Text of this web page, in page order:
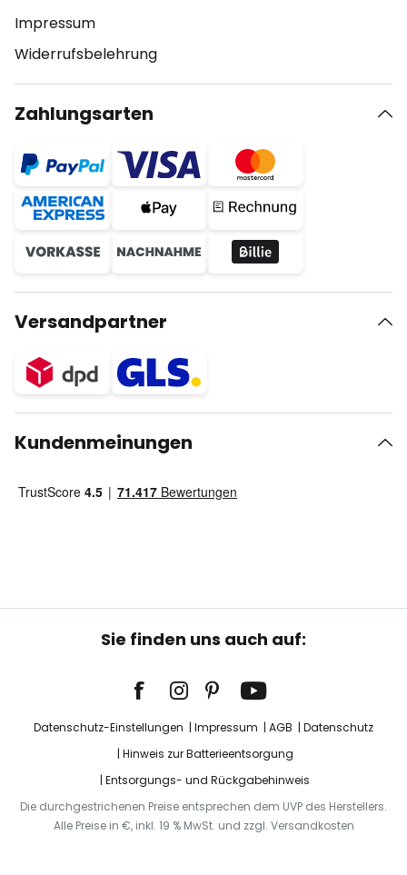
Impressum
Widerrufsbelehrung
Zahlungsarten
Versandpartner
Kundenmeinungen
Sie finden uns auch auf:
Datenschutz-Einstellungen Impressum AGB
Datenschutz
Hinweis zur Batterieentsorgung
Entsorgungs- und Rückgabehinweis
Die durchgestrichenen Preise entsprechen dem UVP des Herstellers.
Alle Preise in €, inkl. 19 % MwSt. und zzgl. Versandkosten